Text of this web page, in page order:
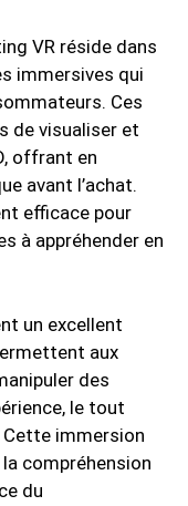
VR réside dans
immersives qui
Ces
de visualiser et
offrant en
avant l’achat.
efficace pour
à appréhender en
un excellent
aux
des
le tout
immersion
compréhension
du